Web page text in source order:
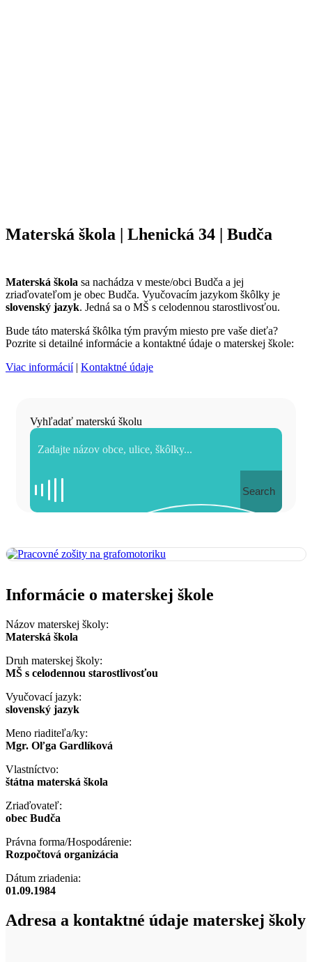
Materská škola | Lhenická 34 | Budča
Materská škola sa nachádza v meste/obci Budča a jej
zriaďovateľom je obec Budča. Vyučovacím jazykom škôlky je
slovenský jazyk. Jedná sa o MŠ s celodennou starostlivosťou.
Bude táto materská škôlka tým pravým miesto pre vaše dieťa?
Pozrite si detailné informácie a kontaktné údaje o materskej škole:
Viac informácií| Kontaktné údaje
Vyhľadať materskú školu
Search
Informácie o materskej škole
Názov materskej školy:
Materská škola
Druh materskej školy:
MŠ s celodennou starostlivosťou
Vyučovací jazyk:
slovenský jazyk
Meno riaditeľa/ky:
Mgr. Oľga Gardlíková
Vlastníctvo:
štátna materská škola
Zriaďovateľ:
obec Budča
Právna forma/Hospodárenie:
Rozpočtová organizácia
Dátum zriadenia:
01.09.1984
Adresa a kontaktné údaje materskej školy